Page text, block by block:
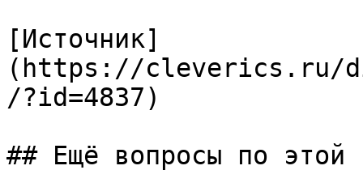
[Источник]
(https://cleverics.ru/
/?id=4837)
## Ещё вопросы по этой